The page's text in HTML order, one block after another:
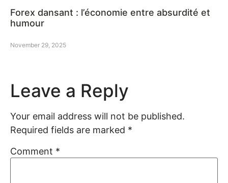
Forex dansant : l’économie entre absurdité et
humour
November 29, 2025
Leave a Reply
Your email address will not be published.
Required fields are marked *
Comment *